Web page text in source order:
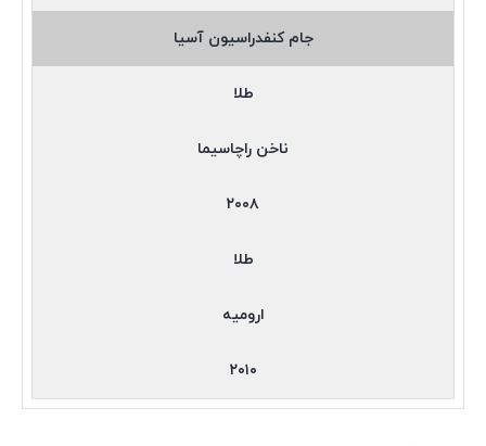
جام کنفدراسیون آسیا
طلا
ناخن راچاسیما
۲۰۰۸
طلا
ارومیه
۲۰۱۰